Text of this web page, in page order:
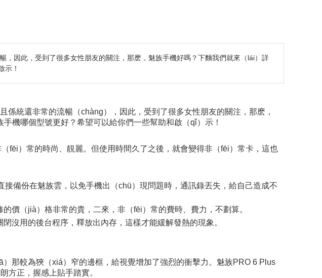
因此，受到了很多女性朋友的關注，那麽，魅族手機好嗎？下麵我們就來（lái）詳
示！
統還非常的流暢（chàng），因此，受到了很多女性朋友的關注，那麽，
手機哪個型號更好？希望可以給你們一些幫助和啟（qǐ）示！
fēi）常的時尚、靚麗。但使用時間久了之後，就會變得非（fēi）常卡，這也
備份在魅族雲，以免手機出（chū）現問題時，通訊錄丟失，給自己造成不
價（jià）格非常的貴，二來，非（fēi）常的費時、費力，不劃算。
沒用的後台程序，釋放出內存，這樣才能緩解發熱的現象。
那較為狹（xiá）窄的邊框，給視覺增加了強烈的衝擊力。魅族PRO 6 Plus
方正，握感上貼手踏實。